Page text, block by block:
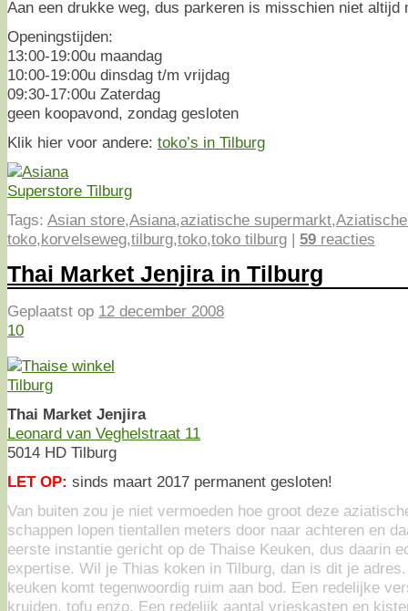
Aan een drukke weg, dus parkeren is misschien niet altijd
Openingstijden:
13:00-19:00u maandag
10:00-19:00u dinsdag t/m vrijdag
09:30-17:00u Zaterdag
geen koopavond, zondag gesloten
Klik hier voor andere: toko’s in Tilburg
Tags: Asian store,Asiana,aziatische supermarkt,
toko,korvelseweg,tilburg,toko,toko tilburg | 59 reacties
Thai Market Jenjira in Tilburg
Geplaatst op 12 december 2008
10
Thai Market Jenjira
Leonard van Veghelstraat 11
5014 HD Tilburg
LET OP: sinds maart 2017 permanent gesloten!
Van buiten zou je niet vermoeden hoe groot deze
schappen lopen tientallen meters door naar achteren en
eerste instantie gericht op de Thaise Keuken, dus daarin
expertise. Wil je Thias koken in Tilburg, dan is dit je
keuken komt tegenwoordig ruim aan bod. Een redelijke
kruiden, tofu enzo. Een redelijk aantal vrieskasten en